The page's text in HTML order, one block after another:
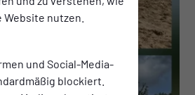
nutzen.
und Social-Media-
blockiert.